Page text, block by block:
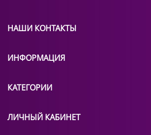
НАШИ КОНТАКТЫ
ИНФОРМАЦИЯ
КАТЕГОРИИ
ЛИЧНЫЙ КАБИНЕТ